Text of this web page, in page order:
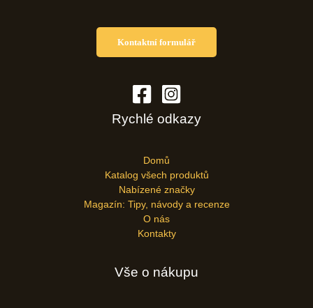
Kontaktní formulář
Rychlé odkazy
Domů
Katalog všech produktů
Nabízené značky
Magazín: Tipy, návody a recenze
O nás
Kontakty
Vše o nákupu